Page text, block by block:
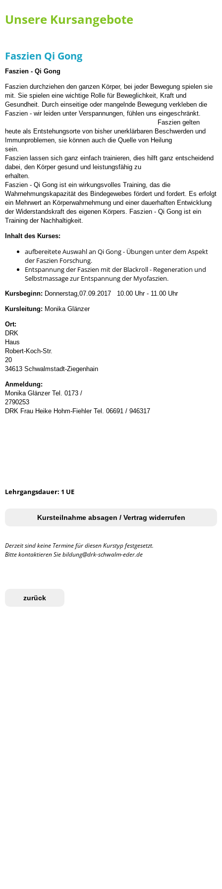
Unsere Kursangebote
Faszien Qi Gong
Faszien - Qi Gong
Faszien durchziehen den ganzen Körper, bei jeder Bewegung spielen sie
mit. Sie spielen eine wichtige Rolle für Beweglichkeit, Kraft und
Gesundheit. Durch einseitige oder mangelnde Bewegung verkleben die
Faszien - wir leiden unter Verspannungen, fühlen uns eingeschränkt.
Faszien gelten
heute als Entstehungsorte von bisher unerklärbaren Beschwerden und
Immunproblemen, sie können auch die Quelle von Heilung
Faszien lassen sich ganz einfach trainieren, dies hilft ganz entscheidend
dabei, den Körper gesund und leistungsfähig zu
Faszien - Qi Gong ist ein wirkungsvolles Training, das die
Wahrnehmungskapazität des Bindegewebes fördert und fordert. Es erfolgt
ein Mehrwert an Körperwahrnehmung und einer dauerhaften Entwicklung
der Widerstandskraft des eigenen Körpers. Faszien - Qi Gong ist ein
Training der Nachhaltigkeit.
Inhalt des Kurses:
aufbereitete Auswahl an Qi Gong - Übungen unter dem Aspekt
der Faszien Forschung.
Entspannung der Faszien mit der Blackroll - Regeneration und
Selbstmassage zur Entspannung der Myofaszien.
Kursbeginn: Donnerstag,07.09.2017 10.00 Uhr - 11.00 Uhr
Kursleitung: Monika Glänzer
Ort:
DRK
Robert-Koch-Str.
34613 Schwalmstadt-Ziegenhain
Anmeldung:
Monika Glänzer Tel. 0173 /
DRK Frau Heike Hohm-Fiehler Tel. 06691 / 946317
Lehrgangsdauer: 1 UE
Kursteilnahme absagen / Vertrag widerrufen
Derzeit sind keine Termine für diesen Kurstyp festgesetzt.
Bitte kontaktieren Sie bildung@drk-schwalm-eder.de
zurück